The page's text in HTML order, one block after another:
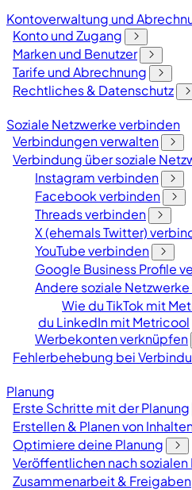
Kontoverwaltung und
Konto und Zugang
Marken und Benutzer
Tarife und Abrechnung
Rechtliches & Datenschutz
Soziale Netzwerke verbinden
Verbindungen verwalten
Verbindung über soziale
Instagram verbinden
Facebook verbinden
Threads verbinden
X (ehemals Twitter)
YouTube verbinden
Google Business Profile
Andere soziale
Wie du TikTok mit
du LinkedIn mit Metricool
Werbekonten verknüpfen
Fehlerbehebung bei
Planung
Erste Schritte mit der Planung
Erstellen & Planen von
Optimiere deine Planung
Veröffentlichen nach
Zusammenarbeit & Freigaben